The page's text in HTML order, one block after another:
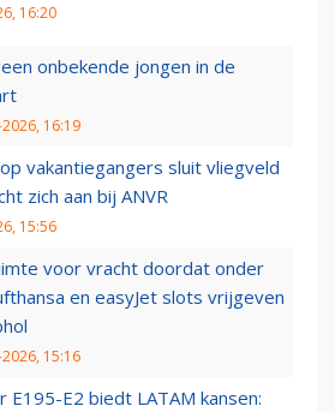
16:20
onbekende jongen in de
16:19
vakantiegangers sluit vliegveld
zich aan bij ANVR
15:56
voor vracht doordat onder
en easyJet slots vrijgeven
15:16
E195-E2 biedt LATAM kansen: